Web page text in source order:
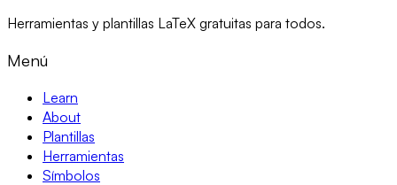
Herramientas y plantillas LaTeX gratuitas para todos.
Menú
Learn
About
Plantillas
Herramientas
Símbolos